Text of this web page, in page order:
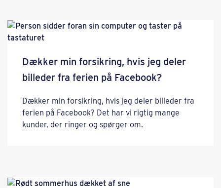
Dækker min forsikring, hvis jeg deler
billeder fra ferien på Facebook?
Dækker min forsikring, hvis jeg deler billeder fra
ferien på Facebook? Det har vi rigtig mange
kunder, der ringer og spørger om.